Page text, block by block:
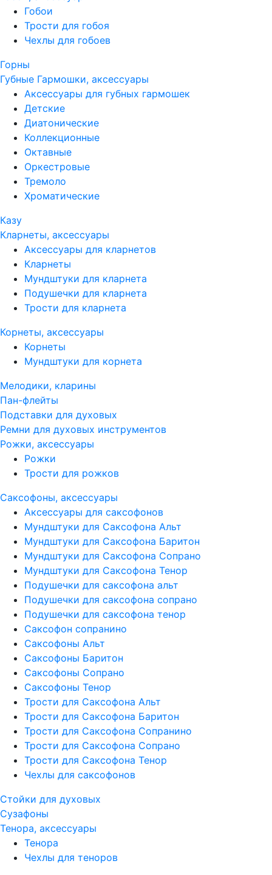
Гобои
Трости для гобоя
Чехлы для гобоев
Горны
Губные Гармошки, аксессуары
Аксессуары для губных гармошек
Детские
Диатонические
Коллекционные
Октавные
Оркестровые
Тремоло
Хроматические
Казу
Кларнеты, аксессуары
Аксессуары для кларнетов
Кларнеты
Мундштуки для кларнета
Подушечки для кларнета
Трости для кларнета
Корнеты, аксессуары
Корнеты
Мундштуки для корнета
Мелодики, кларины
Пан-флейты
Подставки для духовых
Ремни для духовых инструментов
Рожки, аксессуары
Рожки
Трости для рожков
Саксофоны, аксессуары
Аксессуары для саксофонов
Мундштуки для Саксофона Альт
Мундштуки для Саксофона Баритон
Мундштуки для Саксофона Сопрано
Мундштуки для Саксофона Тенор
Подушечки для саксофона альт
Подушечки для саксофона сопрано
Подушечки для саксофона тенор
Саксофон сопранино
Саксофоны Альт
Саксофоны Баритон
Саксофоны Сопрано
Саксофоны Тенор
Трости для Саксофона Альт
Трости для Саксофона Баритон
Трости для Саксофона Сопранино
Трости для Саксофона Сопрано
Трости для Саксофона Тенор
Чехлы для саксофонов
Стойки для духовых
Сузафоны
Тенора, аксессуары
Тенора
Чехлы для теноров